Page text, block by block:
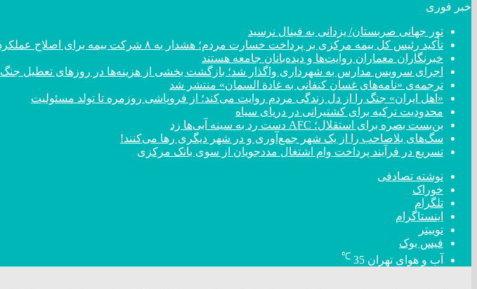
خبر فوری
تور جهانی صربستان/ یزدانی به فینال نرسید
تأکید رئیس کل بیمه مرکزی بر پرداخت خسارت مردم؛ هشدار به ۸ شرکت‌ بیمه برای اصلاح عملکرد
خبرنگاران معماران روایت‌ها و دیده‌بانان جامعه هستند
اجرای سرویس مدارس به شهرداری واگذار شد؛ بازگشت بخشی از هزینه‌ها در روزهای تعطیل جنگ
ترجمه‌ی «نامه‌های غسان کنفانی به غادة السمان» منتشر شد
«اهل ایران» جنگ را از دل زندگی مردم روایت می‌کند؛ از فروپاشی روزمره تا تولد مسئولیت
محدودیت ترکیه برای کشتیرانی در دریای سیاه
بن‌بست بصره برای استقلال؛ AFC دست رد به سینه آبی‌ها زد
سگ‌های بلاصاحب را از یک شهر جمع‌آوری و در شهر دیگری رها می‌کنند!
تسریع در فرآیند پرداخت وام اشتغال مددجویان از سوی بانک مرکزی
نوشته تصادفی
خوراک
تلگرام
اینستاگرام
توییتر
فیس بوک
آب و هوای تهران 35
℃